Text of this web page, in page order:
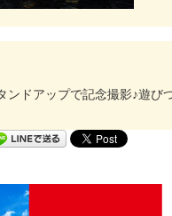
ンドアップで記念撮影♪遊び